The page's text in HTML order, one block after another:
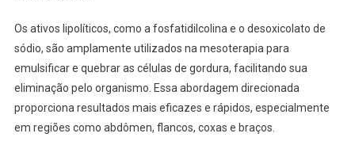
Os ativos lipolíticos, como a fosfatidilcolina e o desoxicolato de
sódio, são amplamente utilizados na mesoterapia para
emulsificar e quebrar as células de gordura, facilitando sua
eliminação pelo organismo. Essa abordagem direcionada
proporciona resultados mais eficazes e rápidos, especialmente
em regiões como abdômen, flancos, coxas e braços.